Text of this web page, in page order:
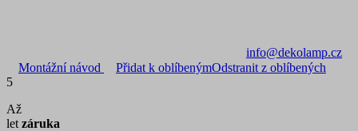
info@dekolamp.cz
Montážní návod
Přidat k oblíbenýmOdstranit z oblíbených
5
Až
let záruka